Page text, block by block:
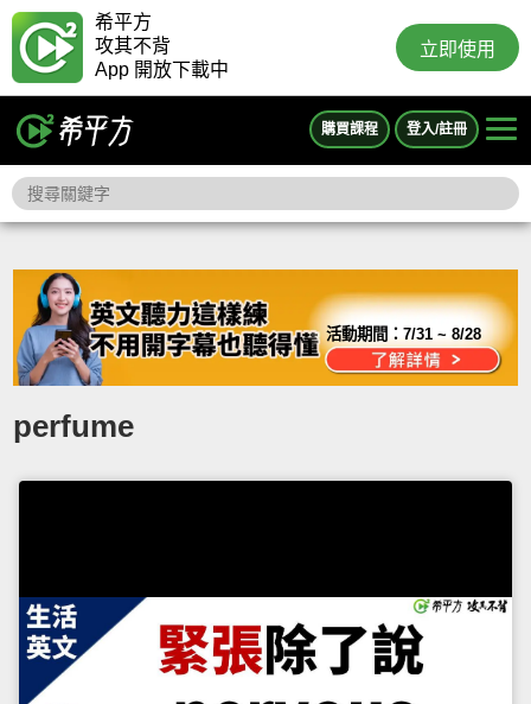
希平方
攻其不背
App 開放下載中
立即使用
購買課程 登入/註冊
活動期間：7/31 ~ 8/28
perfume